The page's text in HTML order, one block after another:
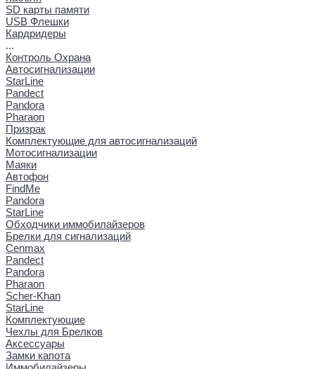
SD карты памяти
USB Флешки
Кардридеры
...
Контроль Охрана
Автосигнализации
StarLine
Pandect
Pandora
Pharaon
Призрак
Комплектующие для автосигнализаций
Мотосигнализации
Маяки
Автофон
FindMe
Pandora
StarLine
Обходчики иммобилайзеров
Брелки для сигнализаций
Cenmax
Pandect
Pandora
Pharaon
Scher-Khan
StarLine
Комплектующие
Чехлы для Брелков
Аксессуары
Замки капота